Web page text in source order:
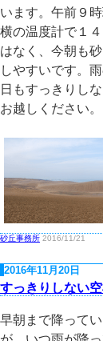
います。午前９
横の温度計で１
はなく、今朝も
しやすいです。
日もすっきりし
お越しください。
砂丘事務所 2016/11/21
2016年11月20日
すっきりしない
早朝まで降って